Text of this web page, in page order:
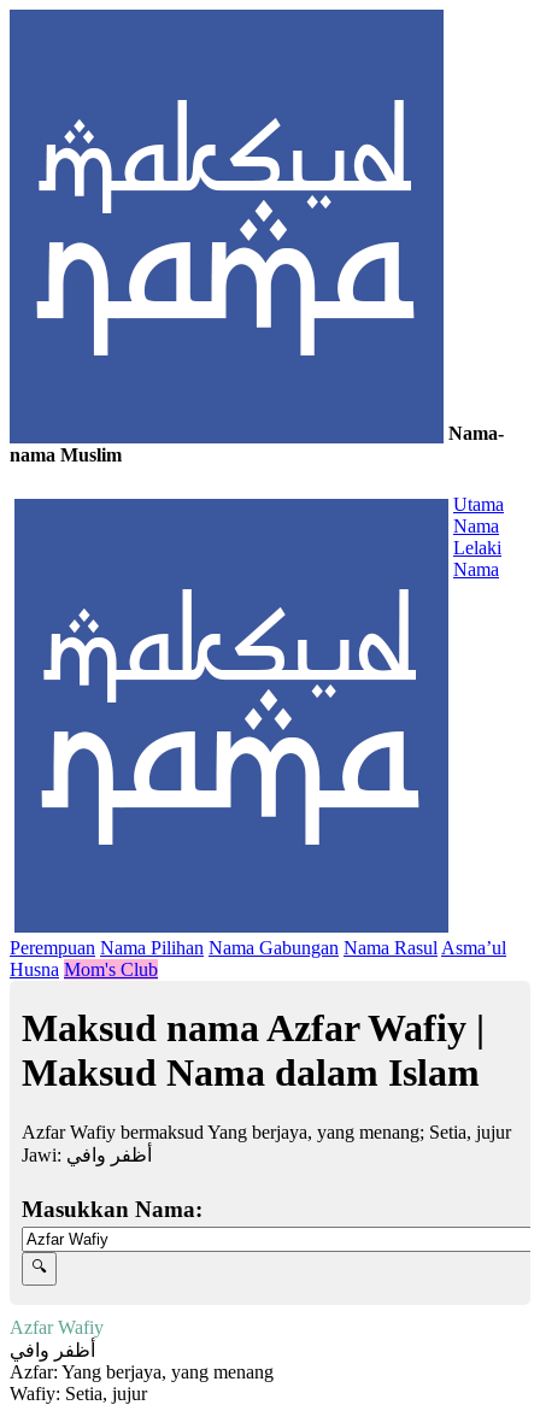
Nama-
nama Muslim
Utama
Nama
Lelaki
Nama
Perempuan Nama Pilihan Nama Gabungan Nama Rasul Asma’ul
Husna Mom's Club
Maksud nama Azfar Wafiy |
Maksud Nama dalam Islam
Azfar Wafiy bermaksud Yang berjaya, yang menang; Setia, jujur
Jawi: أظفر وافي
Masukkan Nama:
Azfar Wafiy
أظفر وافي
Azfar: Yang berjaya, yang menang
Wafiy: Setia, jujur